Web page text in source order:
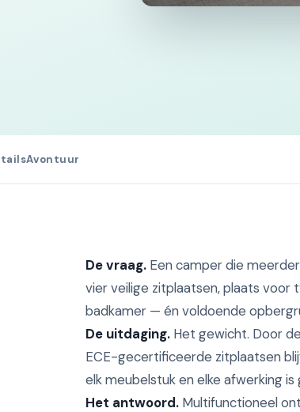
Avontuur
De vraag. Een camper die
vier veilige zitplaatsen, plaats voor
badkamer — én voldoende
De uitdaging. Het gewicht. Door
ECE-gecertificeerde zitplaatsen
elk meubelstuk en elke afwerking
Het antwoord. Multifunctioneel